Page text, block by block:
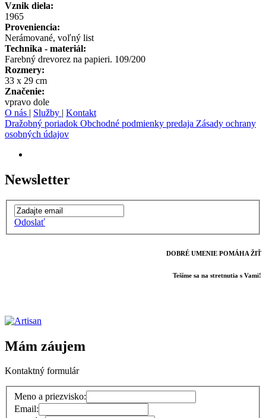
Vznik diela:
1965
Proveniencia:
Nerámované, voľný list
Technika - materiál:
Farebný drevorez na papieri. 109/200
Rozmery:
33 x 29 cm
Značenie:
vpravo dole
O nás | Služby | Kontakt
Dražobný poriadok Obchodné podmienky predaja Zásady ochrany
osobných údajov
Newsletter
Odoslať
DOBRÉ UMENIE POMÁHA ŽIŤ
Tešíme sa na stretnutia s Vami!
Mám záujem
Kontaktný formulár
Meno a priezvisko:
Email: